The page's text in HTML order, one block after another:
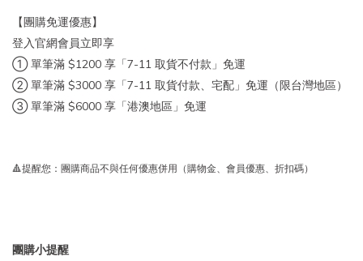
【團購免運優惠】
登入官網會員立即享
① 單筆滿 $1200 享「7-11 取貨不付款」免運
② 單筆滿 $3000 享「7-11 取貨付款、宅配」免運（限台灣地區）
③ 單筆滿 $6000 享「港澳地區」免運
🔺提醒您：團購商品不與任何優惠併用（購物金、會員優惠、折扣碼）
團購小提醒